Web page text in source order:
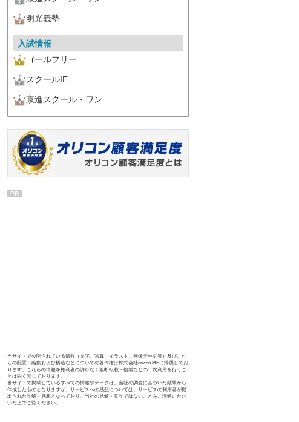
明光義塾
入試情報
ゴールフリー
スクールIE
京進スクール・ワン
PR
当サイトで公開されている情報（文字、写真、イラスト、画像データ等）及びこれ
らの配置・編集および構造などについての著作権は株式会社oricon MEに帰属してお
ります。これらの情報を権利者の許可なく無断転載・複製などの二次利用を行うこ
とは固く禁じております。
当サイトで掲載しているすべての情報やデータは、当社の調査に基づいた結果から
作成したものとなりますが、サービスへの感想については、サービスの利用者が提
出された見解・感想となっており、当社の見解・意見ではないことをご理解いただ
いた上でご覧ください。